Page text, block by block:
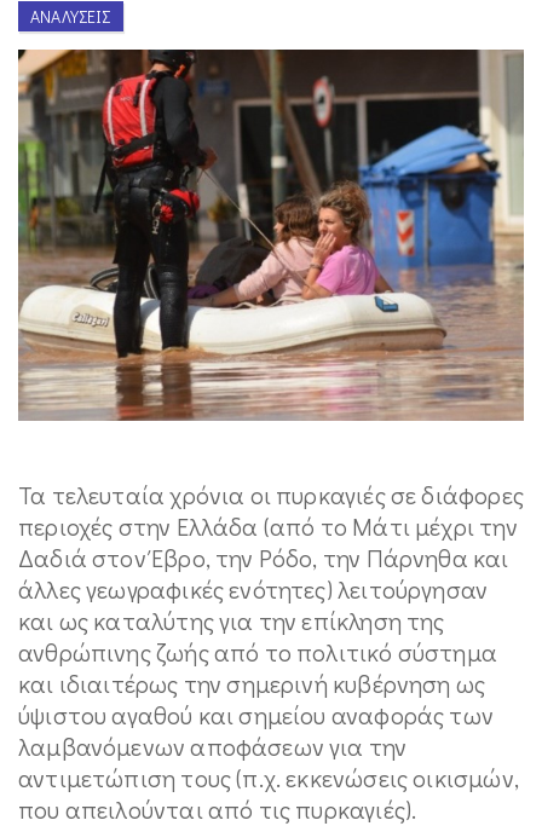
ΑΝΑΛΎΣΕΙΣ
Τα τελευταία χρόνια οι πυρκαγιές σε διάφορες
περιοχές στην Ελλάδα (από το Μάτι μέχρι την
Δαδιά στον Έβρο, την Ρόδο, την Πάρνηθα και
άλλες γεωγραφικές ενότητες) λειτούργησαν
και ως καταλύτης για την επίκληση της
ανθρώπινης ζωής από το πολιτικό σύστημα
και ιδιαιτέρως την σημερινή κυβέρνηση ως
ύψιστου αγαθού και σημείου αναφοράς των
λαμβανόμενων αποφάσεων για την
αντιμετώπιση τους (π.χ. εκκενώσεις οικισμών,
που απειλούνται από τις πυρκαγιές).